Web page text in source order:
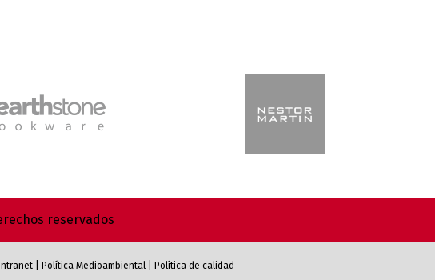
reservados
Política Medioambiental Política de calidad